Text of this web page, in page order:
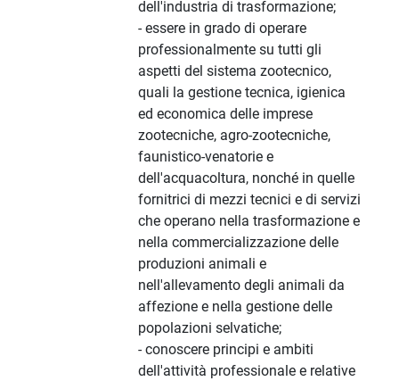
dell'industria di trasformazione;
- essere in grado di operare
professionalmente su tutti gli
aspetti del sistema zootecnico,
quali la gestione tecnica, igienica
ed economica delle imprese
zootecniche, agro-zootecniche,
faunistico-venatorie e
dell'acquacoltura, nonché in quelle
fornitrici di mezzi tecnici e di servizi
che operano nella trasformazione e
nella commercializzazione delle
produzioni animali e
nell'allevamento degli animali da
affezione e nella gestione delle
popolazioni selvatiche;
- conoscere principi e ambiti
dell'attività professionale e relative